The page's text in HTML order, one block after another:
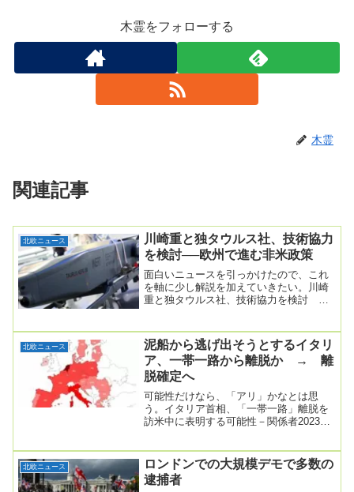
木霊をフォローする
木霊
関連記事
北欧ニュース
川崎重と独タウルス社、技術協力
を検討──欧州で進む非米政策
面白いニュースを引っかけたので、これ
を軸に少し解説を加えていきたい。川崎
重と独タウルス社、技術協力を検討 巡
北欧ニュース
泥船から逃げ出そうとするイタリ
ア、一帯一路から離脱か → 離
脱確定へ
可能性だけなら、「アリ」かなとは思
う。イタリア首相、「一帯一路」離脱を
訪米中に表明する可能性－関係者2023年
北欧ニュース
ロンドンでの大規模デモで多数の
逮捕者